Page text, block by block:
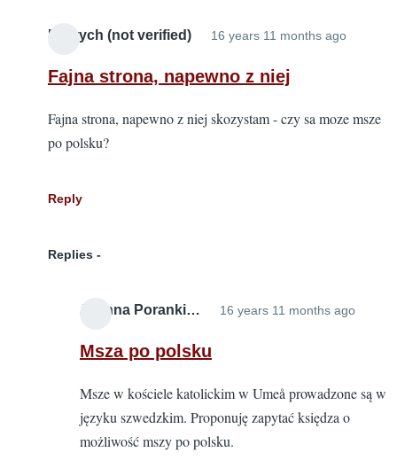
Fenrych (not verified) 16 years 11 months ago
Fajna strona, napewno z niej
Fajna strona, napewno z niej skozystam - czy sa moze msze
po polsku?
Reply
Replies
Joanna Poranki… 16 years 11 months ago
Fajna
Msza po polsku
Msze w kościele katolickim w Umeå prowadzone są w
języku szwedzkim. Proponuję zapytać księdza o
możliwość mszy po polsku.